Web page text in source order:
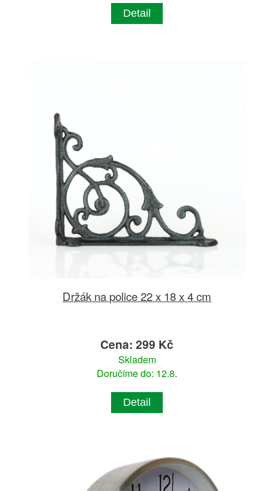
Detail
Držák na police 22 x 18 x 4 cm
Cena: 299 Kč
Skladem
Doručíme do: 12.8.
Detail